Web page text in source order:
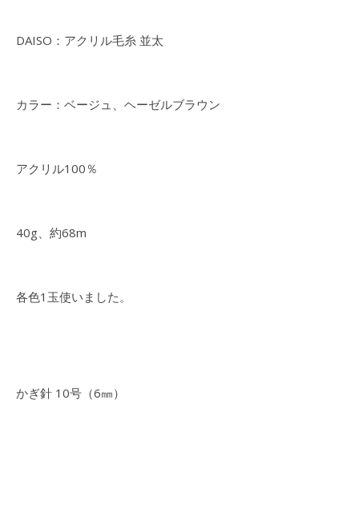
DAISO：アクリル毛糸 並太
カラー：ベージュ、ヘーゼルブラウン
アクリル100％
40g、約68m
各色1玉使いました。
かぎ針 10号（6㎜）